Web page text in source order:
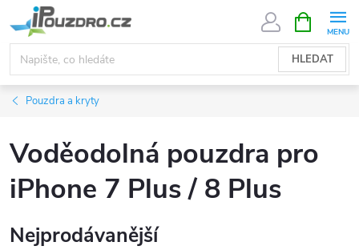
na
obsah
HLEDAT
NÁKUPNÍ
KOŠÍK
Pouzdra a kryty
Voděodolná pouzdra pro
iPhone 7 Plus / 8 Plus
Nejprodávanější